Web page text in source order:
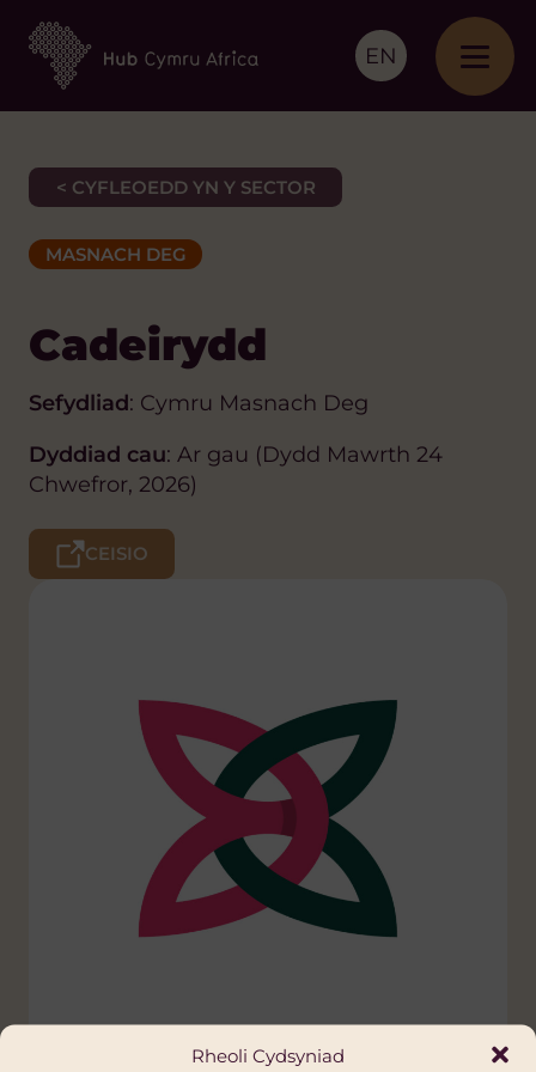
Rheoli Cydsyniad
EN
< CYFLEOEDD YN Y SECTOR
MASNACH DEG
Cadeirydd
Sefydliad: Cymru Masnach Deg
Dyddiad cau: Ar gau (Dydd Mawrth 24
Chwefror, 2026)
CEISIO